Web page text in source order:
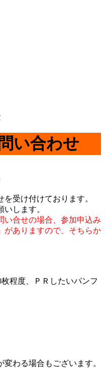
い合わせ
受け付けております。
します。
い合せの場合、参加申込み
がありますので、そちらか
程度、ＰＲしたいパンフ
わる場合もございます。